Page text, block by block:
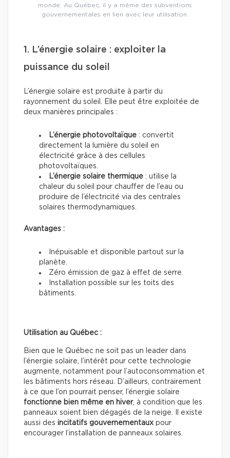
monde. Au Québec, il y a même des subventions
gouvernementales en lien avec leur utilisation.
1. L’énergie solaire : exploiter la
puissance du soleil
L’énergie solaire est produite à partir du
rayonnement du soleil. Elle peut être exploitée de
deux manières principales :
L’énergie photovoltaïque : convertit
directement la lumière du soleil en
électricité grâce à des cellules
photovoltaïques.
L’énergie solaire thermique : utilise la
chaleur du soleil pour chauffer de l’eau ou
produire de l’électricité via des centrales
solaires thermodynamiques.
Avantages :
Inépuisable et disponible partout sur la
planète.
Zéro émission de gaz à effet de serre.
Installation possible sur les toits des
bâtiments.
Utilisation au Québec :
Bien que le Québec ne soit pas un leader dans
l’énergie solaire, l’intérêt pour cette technologie
augmente, notamment pour l’autoconsommation et
les bâtiments hors réseau. D’ailleurs, contrairement
à ce que l’on pourrait penser, l’énergie solaire
fonctionne bien même en hiver, à condition que les
panneaux soient bien dégagés de la neige. Il existe
aussi des incitatifs gouvernementaux pour
encourager l’installation de panneaux solaires.